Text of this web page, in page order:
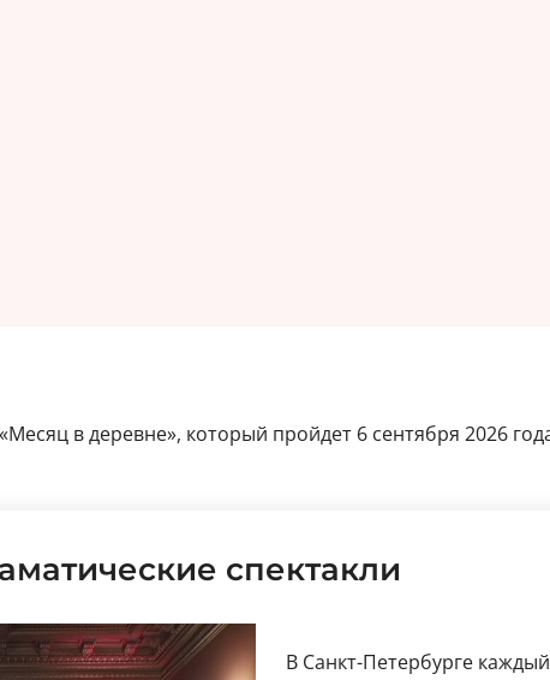
в деревне», который пройдет 6 сентября 2026
спектакли
В Санкт-Петербурге